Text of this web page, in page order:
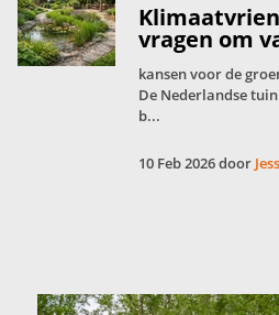
vragen om
kansen voor de
De Nederlandse
b...
10 Feb 2026 door